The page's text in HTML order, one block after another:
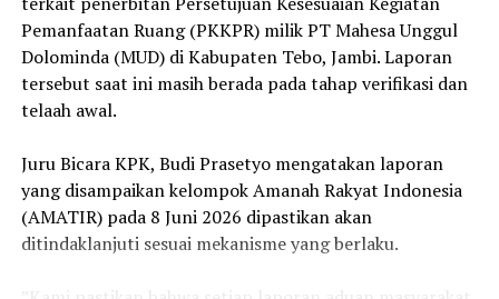
‎Kasus ini menjadi perhatian publik karena korban
merupakan anggota Polri yang diduga tewas akibat
tindak penganiayaan.
Pemanfaatan Ruang (PKKPR) milik PT Mahesa Unggul
Dolominda (MUD) di Kabupaten Tebo, Jambi. Laporan
tersebut saat ini masih berada pada tahap verifikasi dan
telaah awal.
‎Juru Bicara KPK, Budi Prasetyo mengatakan laporan
yang disampaikan kelompok Amanah Rakyat Indonesia
(AMATIR) pada 8 Juni 2026 dipastikan akan
ditindaklanjuti sesuai mekanisme yang berlaku.